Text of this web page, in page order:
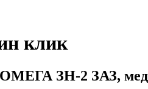
клик
ОМЕГА ЗН-2 ЗАЗ,